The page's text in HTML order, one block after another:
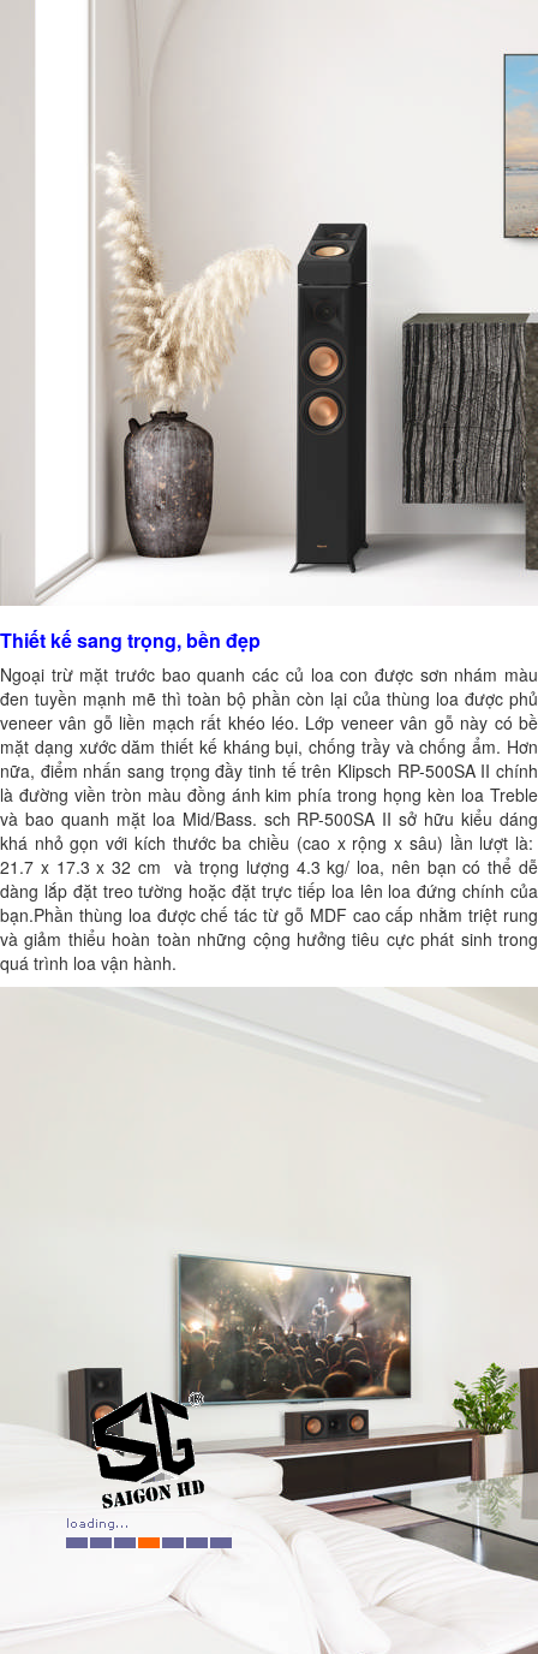
Thiết kế sang trọng, bền đẹp
Ngoại trừ mặt trước bao quanh các củ loa con được sơn nhám màu
đen tuyền mạnh mẽ thì toàn bộ phần còn lại của thùng loa được phủ
veneer vân gỗ liền mạch rất khéo léo. Lớp veneer vân gỗ này có bề
mặt dạng xước dăm thiết kế kháng bụi, chống trầy và chống ẩm. Hơn
nữa, điểm nhấn sang trọng đầy tinh tế trên Klipsch RP-500SA II chính
là đường viền tròn màu đồng ánh kim phía trong họng kèn loa Treble
và bao quanh mặt loa Mid/Bass. sch RP-500SA II sở hữu kiểu dáng
khá nhỏ gọn với kích thước ba chiều (cao x rộng x sâu) lần lượt là:
21.7 x 17.3 x 32 cm và trọng lượng 4.3 kg/ loa, nên bạn có thể dễ
dàng lắp đặt treo tường hoặc đặt trực tiếp loa lên loa đứng chính của
bạn.Phần thùng loa được chế tác từ gỗ MDF cao cấp nhằm triệt rung
và giảm thiểu hoàn toàn những cộng hưởng tiêu cực phát sinh trong
quá trình loa vận hành.